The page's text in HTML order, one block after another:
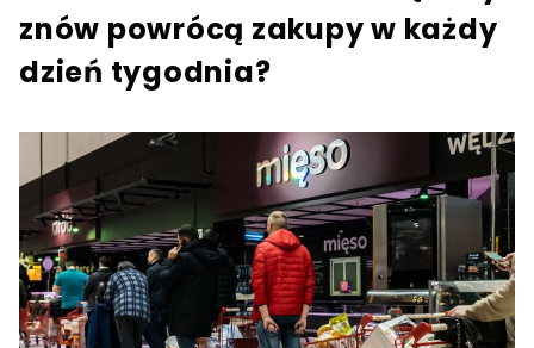
znów powrócą zakupy w każdy
dzień tygodnia?